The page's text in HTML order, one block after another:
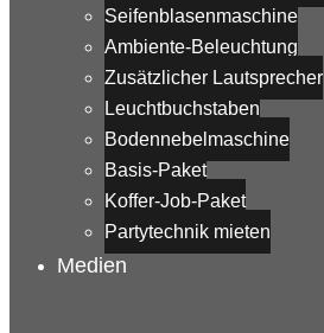
Seifenblasenmaschine
Ambiente-Beleuchtung
Zusätzlicher Lautsprecher
Leuchtbuchstaben
Bodennebelmaschine
Basis-Paket
Koffer-Job-Paket
Partytechnik mieten
Medien